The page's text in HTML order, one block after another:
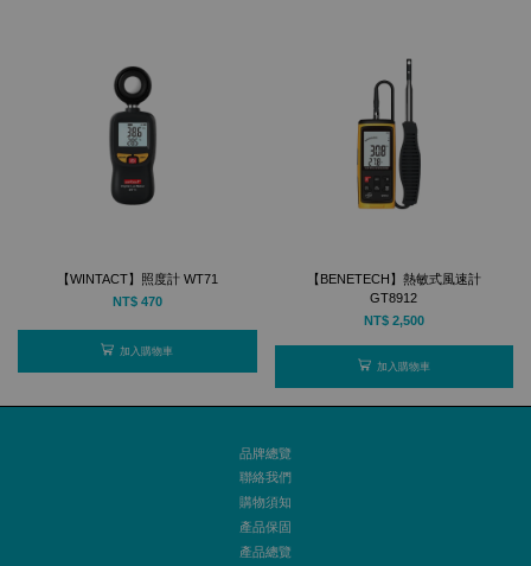
【WINTACT】照度計 WT71
NT$ 470
加入購物車
【BENETECH】熱敏式風速計
GT8912
NT$ 2,500
加入購物車
品牌總覽
聯絡我們
購物須知
產品保固
產品總覽